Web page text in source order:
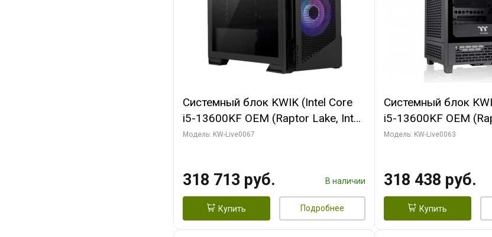
Системный блок KWIK (Intel Core
i5-13600KF OEM (Raptor Lake, Intel
7, C14 8EC/6PC/ 64 ГБ ОЗУ/ Palit
SSD)
Модель: KW-Live0067
318 713 руб. В наличии
Купить Подробнее
Системный блок
i5-13600KF OEM
7, C14 8EC/6PC/ 64
SSD)
Модель: KW-Live0063
318 438 руб.
Купить